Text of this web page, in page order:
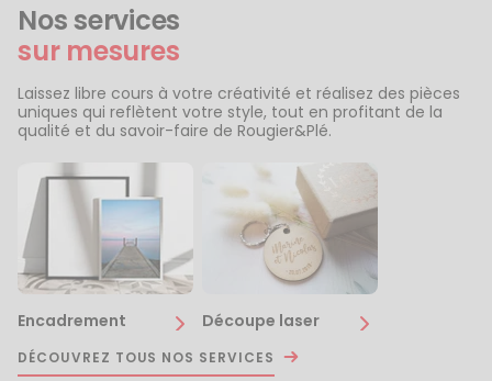
Nos services
sur mesures
Laissez libre cours à votre créativité et réalisez des pièces
uniques qui reflètent votre style, tout en profitant de la
qualité et du savoir-faire de Rougier&Plé.
Encadrement Découpe laser
DÉCOUVREZ TOUS NOS SERVICES